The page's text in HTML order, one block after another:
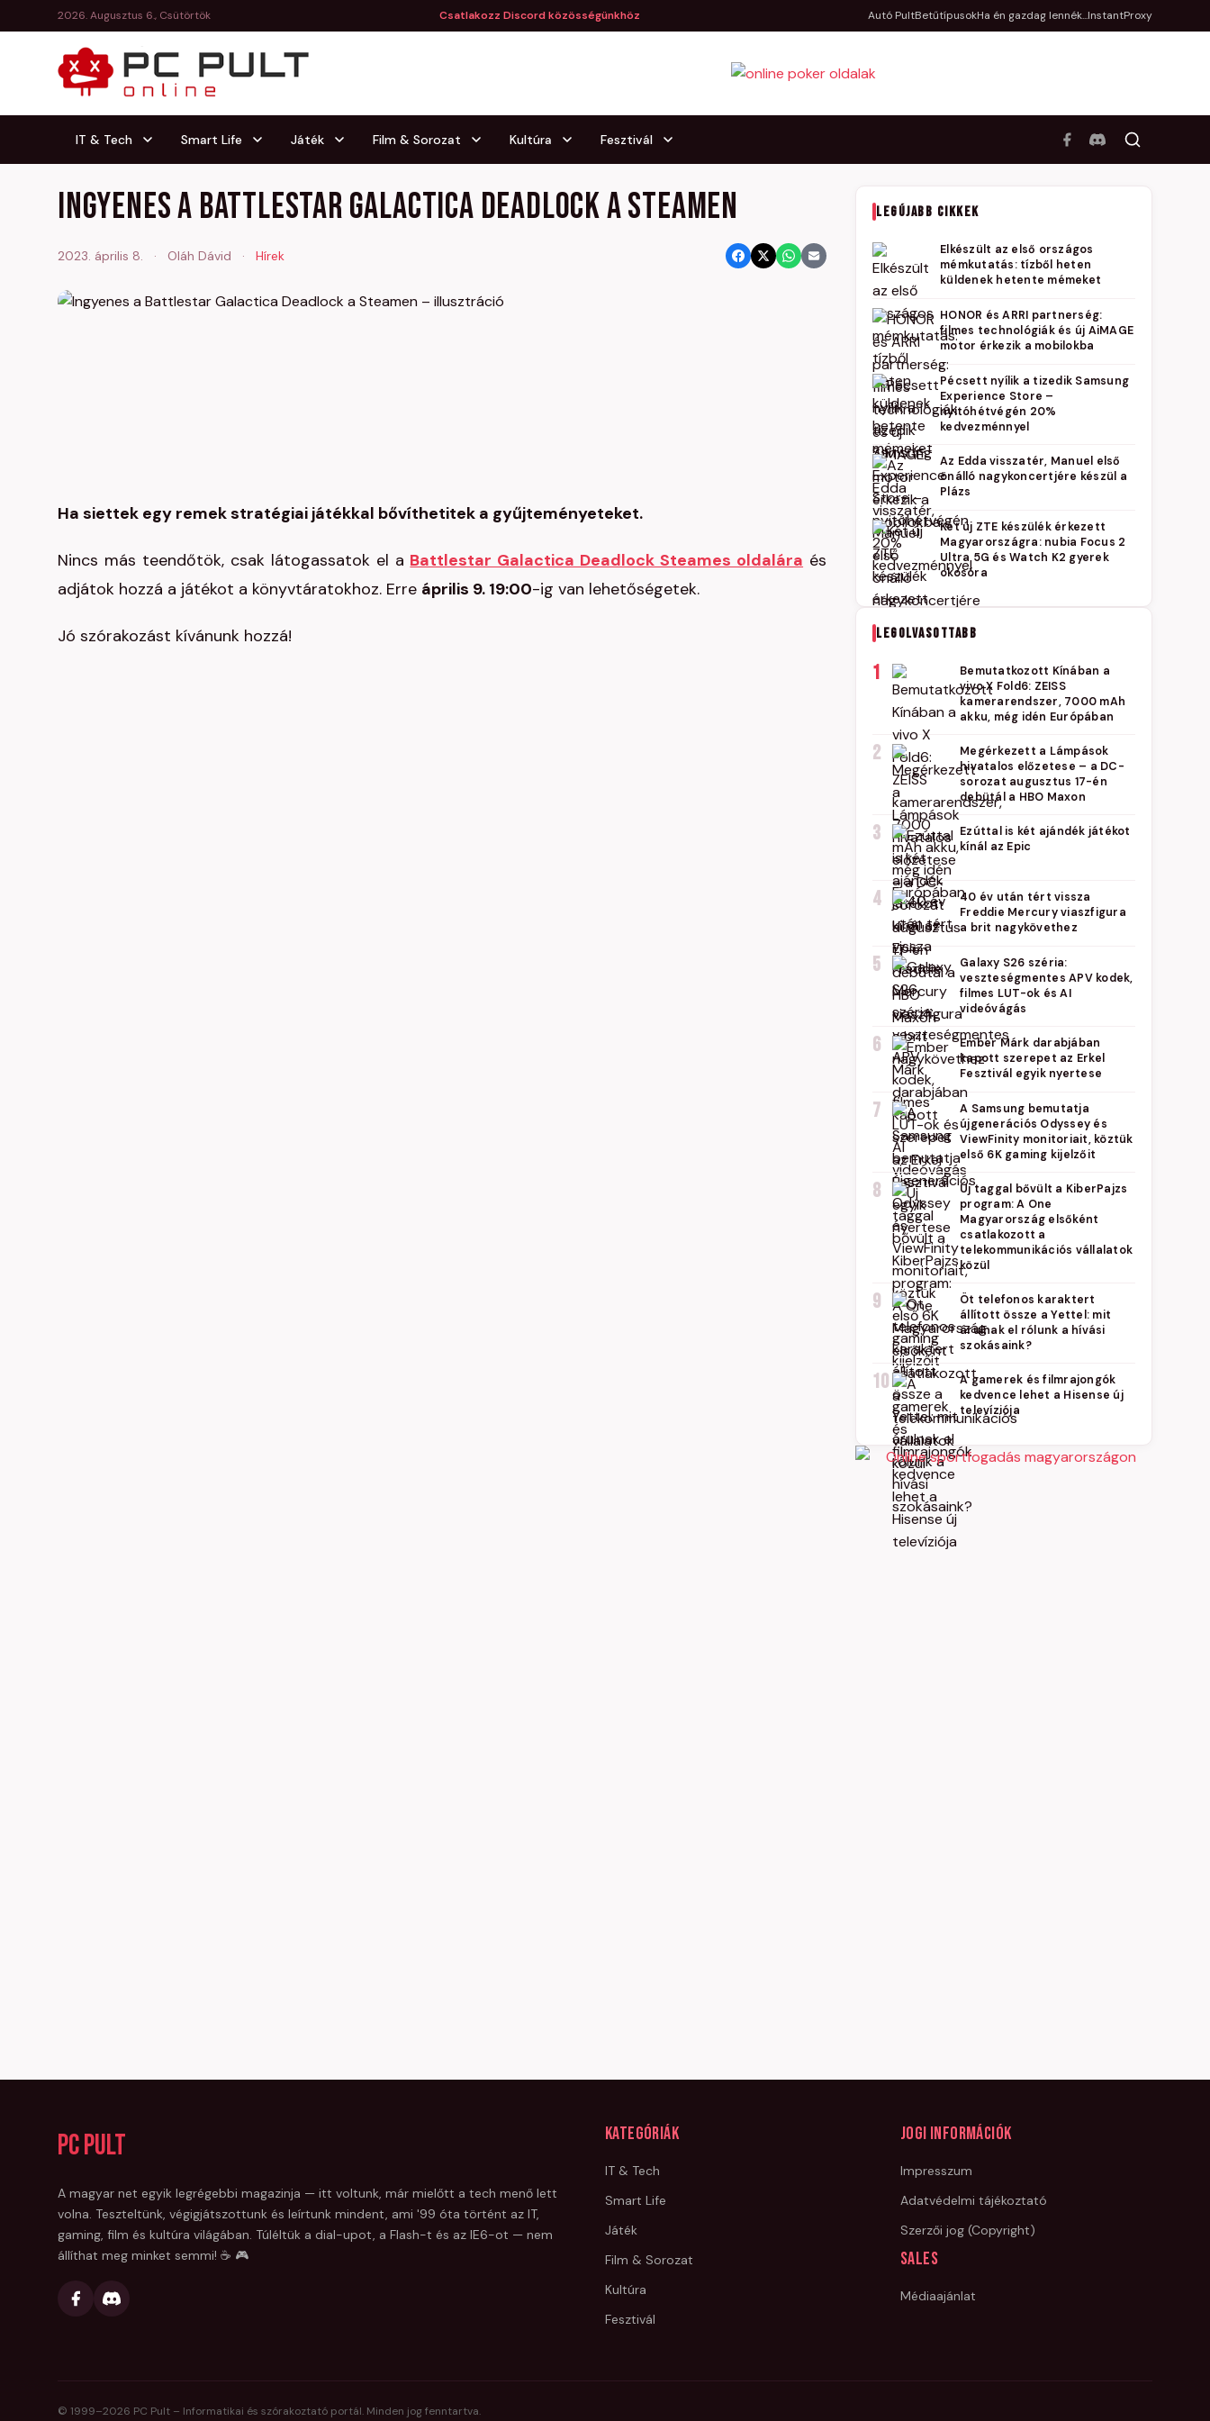
2026. Augusztus 6., Csütörtök Csatlakozz Discord közösségünkhöz Autó PultBetűtípusokHa én gazdag lennék...InstantProxy
IT & Tech Smart Life Játék Film & Sorozat Kultúra Fesztivál
Ingyenes a Battlestar Galactica Deadlock a Steamen
2023. április 8. · Oláh Dávid · Hírek
Ha siettek egy remek stratégiai játékkal bővíthetitek a gyűjteményeteket.
Nincs más teendőtök, csak látogassatok el a Battlestar Galactica Deadlock Steames oldalára és
adjátok hozzá a játékot a könyvtáratokhoz. Erre április 9. 19:00-ig van lehetőségetek.
Jó szórakozást kívánunk hozzá!
LEGÚJABB CIKKEK
Elkészült az első országos
mémkutatás: tízből heten
küldenek hetente mémeket
HONOR és ARRI partnerség:
filmes technológiák és új AiMAGE
motor érkezik a mobilokba
Pécsett nyílik a tizedik Samsung
Experience Store –
nyitóhétvégén 20%
kedvezménnyel
Az Edda visszatér, Manuel első
önálló nagykoncertjére készül a
Plázs
Két új ZTE készülék érkezett
Magyarországra: nubia Focus 2
Ultra 5G és Watch K2 gyerek
okosóra
LEGOLVASOTTABB
1
Bemutatkozott Kínában a
vivo X Fold6: ZEISS
kamerarendszer, 7000 mAh
akku, még idén Európában
2
Megérkezett a Lámpások
hivatalos előzetese – a DC-
sorozat augusztus 17-én
debütál a HBO Maxon
3
Ezúttal is két ajándék játékot
kínál az Epic
4
40 év után tért vissza
Freddie Mercury viaszfigura
a brit nagykövethez
5
Galaxy S26 széria:
veszteségmentes APV kodek,
filmes LUT-ok és AI
videóvágás
6
Ember Márk darabjában
kapott szerepet az Erkel
Fesztivál egyik nyertese
7
A Samsung bemutatja
újgenerációs Odyssey és
ViewFinity monitoriait, köztük
első 6K gaming kijelzőit
8
Új taggal bővült a KiberPajzs
program: A One
Magyarország elsőként
csatlakozott a
telekommunikációs vállalatok
közül
9
Öt telefonos karaktert
állított össze a Yettel: mit
árulnak el rólunk a hívási
szokásaink?
10
A gamerek és filmrajongók
kedvence lehet a Hisense új
televíziója
PC Pult
A magyar net egyik legrégebbi magazinja — itt voltunk, már mielőtt a tech menő lett
volna. Teszteltünk, végigjátszottunk és leírtunk mindent, ami '99 óta történt az IT,
gaming, film és kultúra világában. Túléltük a dial-upot, a Flash-t és az IE6-ot — nem
állíthat meg minket semmi! ☕ 🎮
Kategóriák
IT & Tech
Smart Life
Játék
Film & Sorozat
Kultúra
Fesztivál
Jogi információk
Impresszum
Adatvédelmi tájékoztató
Szerzői jog (Copyright)
Sales
Médiaajánlat
© 1999–2026 PC Pult – Informatikai és szórakoztató portál. Minden jog fenntartva.